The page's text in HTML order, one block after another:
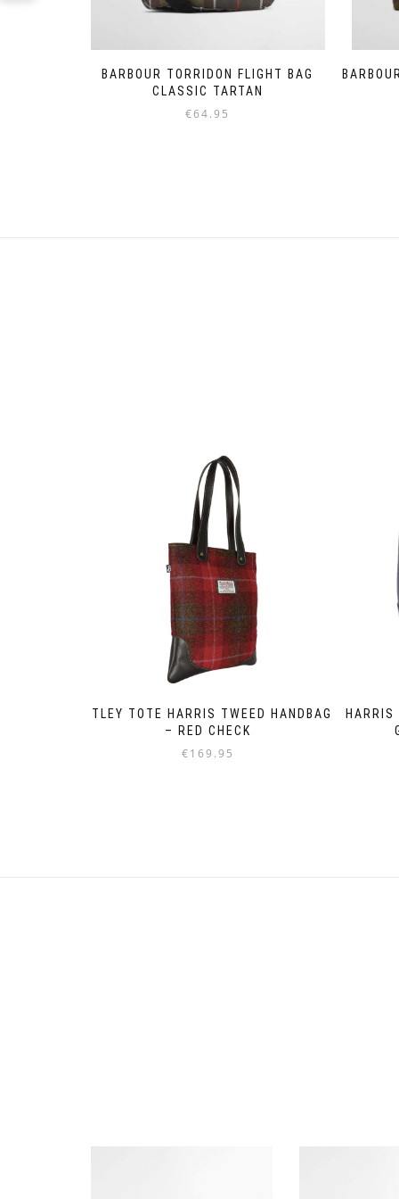
BARBOUR TORRIDON FLIGHT BAG
CLASSIC TARTAN
€64.95
OTLEY TOTE HARRIS TWEED HANDBAG
– RED CHECK
€169.95
HARRIS